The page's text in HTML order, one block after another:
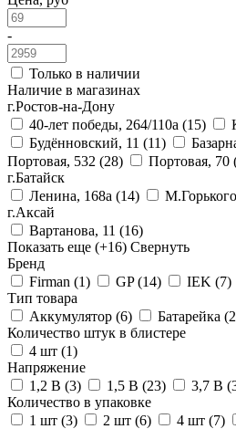
-
Только в наличии
Наличие в магазинах
г.Ростов-на-Дону
40-лет победы, 264/110а (15)
Будённовский, 11 (11)
Портовая, 532 (28) Портовая, 70
г.Батайск
Ленина, 168а (14)
г.Аксай
Вартанова, 11 (16)
Показать еще (+16) Свернуть
Бренд
Firman (1) GP(14) IEK (7)
Тип товара
Аккумулятор (6) Батарейка
Количество штук в блистере
4 шт (1)
Напряжение
1,2 В (3) 1,5 В (23) 3,7 В
Количество в упаковке
1 шт (3) 2 шт (6) 4 шт (7)